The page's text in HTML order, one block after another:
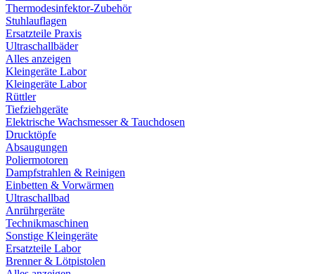
Thermodesinfektor-Zubehör
Stuhlauflagen
Ersatzteile Praxis
Ultraschallbäder
Alles anzeigen
Kleingeräte Labor
Kleingeräte Labor
Rüttler
Tiefziehgeräte
Elektrische Wachsmesser & Tauchdosen
Drucktöpfe
Absaugungen
Poliermotoren
Dampfstrahlen & Reinigen
Einbetten & Vorwärmen
Ultraschallbad
Anrührgeräte
Technikmaschinen
Sonstige Kleingeräte
Ersatzteile Labor
Brenner & Lötpistolen